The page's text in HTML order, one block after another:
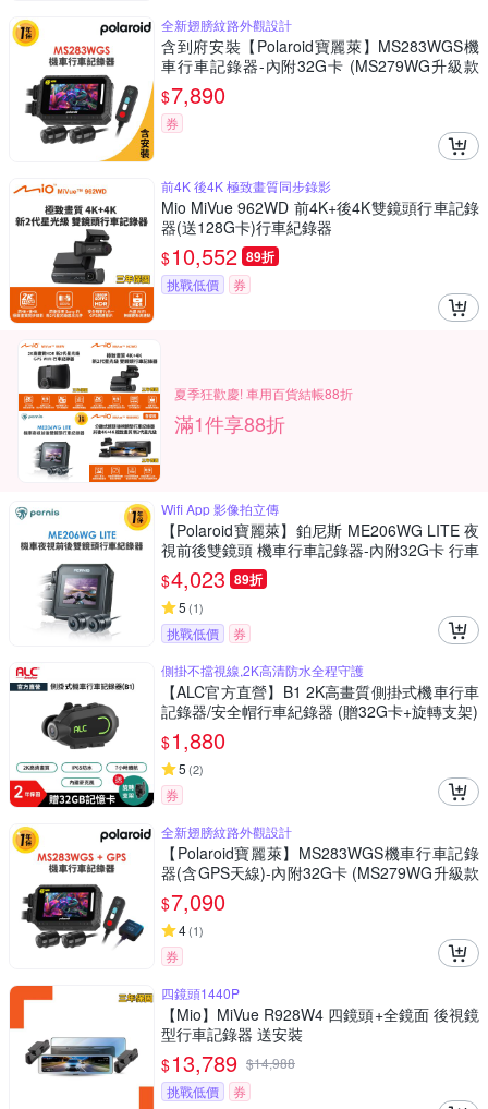
全新翅膀紋路外觀設計
含到府安裝【Polaroid寶麗萊】MS283WGS機
車行車記錄器-內附32G卡 (MS279WG升級款
新小蜂鷹)
$7,890
券
前4K 後4K 極致畫質同步錄影
Mio MiVue 962WD 前4K+後4K雙鏡頭行車記錄
器(送128G卡)行車紀錄器
$10,552 89折
挑戰低價 券
夏季狂歡慶! 車用百貨結帳88折
滿1件享88折
Wifi App 影像拍立傳
【Polaroid寶麗萊】鉑尼斯 ME206WG LITE 夜
視前後雙鏡頭 機車行車記錄器-內附32G卡 行車
紀錄器
$4,023 89折
5 (1)
挑戰低價
券
側掛不擋視線,2K高清防水全程守護
【ALC官方直營】B1 2K高畫質側掛式機車行車
記錄器/安全帽行車紀錄器 (贈32G卡+旋轉支架)
$1,880
5 (2)
券
全新翅膀紋路外觀設計
【Polaroid寶麗萊】MS283WGS機車行車記錄
器(含GPS天線)-內附32G卡 (MS279WG升級款
新小蜂鷹)
$7,090
4(1)
券
四鏡頭1440P
【Mio】MiVue R928W4 四鏡頭+全鏡面 後視鏡
型行車記錄器 送安裝
$13,789 $14,988
挑戰低價
券